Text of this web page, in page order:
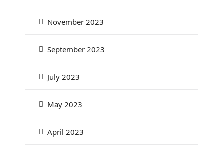
November 2023
September 2023
July 2023
May 2023
April 2023